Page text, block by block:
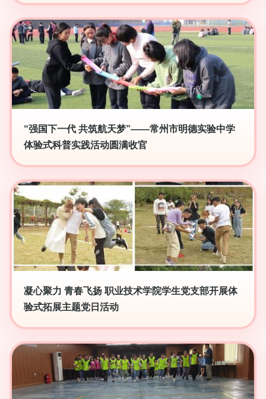
“强国下一代 共筑航天梦”——常州市明德实验中学
体验式科普实践活动圆满收官
凝心聚力 青春飞扬 职业技术学院学生党支部开展体
验式拓展主题党日活动